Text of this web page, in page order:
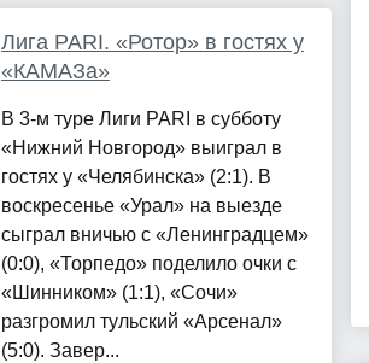
Лига PARI. «Ротор» в гостях у
«КАМАЗа»
В 3-м туре Лиги PARI в субботу
«Нижний Новгород» выиграл в
гостях у «Челябинска» (2:1). В
воскресенье «Урал» на выезде
сыграл вничью с «Ленинградцем»
(0:0), «Торпедо» поделило очки с
«Шинником» (1:1), «Сочи»
разгромил тульский «Арсенал»
(5:0). Завер...